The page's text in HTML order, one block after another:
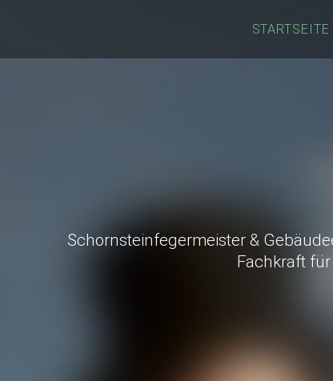
STARTSEITE
Schornsteinfegermeister &
Fachkraft